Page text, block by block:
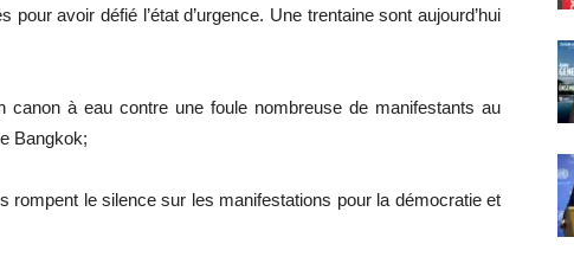
avoir défié l’état d’urgence. Une trentaine sont aujourd’hui
canon à eau contre une foule nombreuse de manifestants au
Bangkok;
rompent le silence sur les manifestations pour la démocratie et